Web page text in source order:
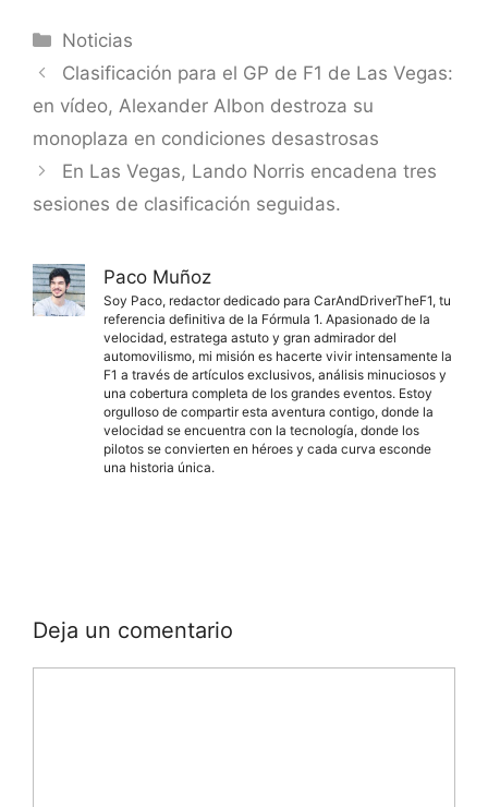
Categorías
Noticias
Clasificación para el GP de F1 de Las Vegas:
en vídeo, Alexander Albon destroza su
monoplaza en condiciones desastrosas
En Las Vegas, Lando Norris encadena tres
sesiones de clasificación seguidas.
Paco Muñoz
Soy Paco, redactor dedicado para CarAndDriverTheF1, tu
referencia definitiva de la Fórmula 1. Apasionado de la
velocidad, estratega astuto y gran admirador del
automovilismo, mi misión es hacerte vivir intensamente la
F1 a través de artículos exclusivos, análisis minuciosos y
una cobertura completa de los grandes eventos. Estoy
orgulloso de compartir esta aventura contigo, donde la
velocidad se encuentra con la tecnología, donde los
pilotos se convierten en héroes y cada curva esconde
una historia única.
Deja un comentario